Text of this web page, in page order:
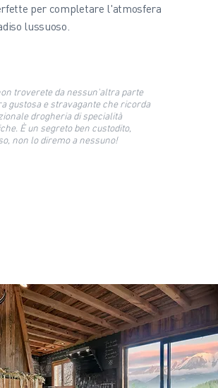
per completare l'atmosfera
lussuoso.
troverete da nessun'altra parte
gustosa e stravagante che ricorda
drogheria di specialità
È un segreto ben custodito,
non lo diremo a nessuno!